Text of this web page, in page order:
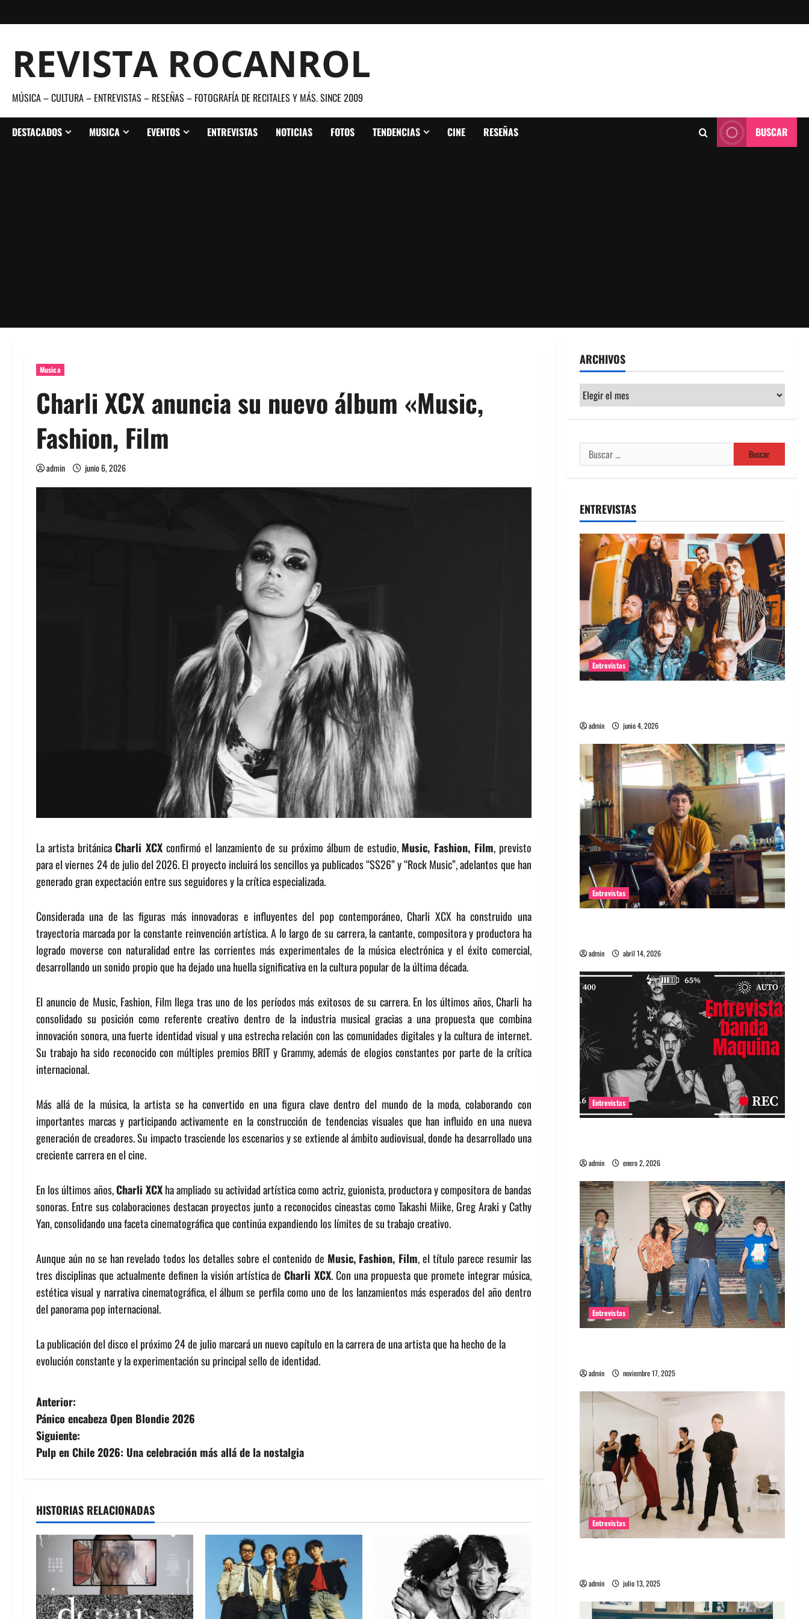
al
REVISTA ROCANROL
MÚSICA – CULTURA – ENTREVISTAS – RESEÑAS – FOTOGRAFÍA DE RECITALES Y MÁS. SINCE 2009
DESTACADOS MUSICA EVENTOS ENTREVISTAS NOTICIAS FOTOS TENDENCIAS CINE RESEÑAS BUSCAR
Musica
Charli XCX anuncia su nuevo álbum «Music,
Fashion, Film
admin junio 6, 2026
La artista británicaCharli XCX confirmó el lanzamiento de su próximo álbum de estudio, Music, Fashion, Film, previsto
para el viernes 24 de julio del 2026. El proyecto incluirá los sencillos ya publicados “SS26” y “Rock Music”, adelantos que han
generado gran expectación entre sus seguidores y la crítica especializada.
Considerada una de las figuras más innovadoras e influyentes del pop contemporáneo, Charli XCX ha construido una
trayectoria marcada por la constante reinvención artística. A lo largo de su carrera, la cantante, compositora y productora ha
logrado moverse con naturalidad entre las corrientes más experimentales de la música electrónica y el éxito comercial,
desarrollando un sonido propio que ha dejado una huella significativa en la cultura popular de la última década.
El anuncio de Music, Fashion, Film llega tras uno de los períodos más exitosos de su carrera. En los últimos años, Charli ha
consolidado su posición como referente creativo dentro de la industria musical gracias a una propuesta que combina
innovación sonora, una fuerte identidad visual y una estrecha relación con las comunidades digitales y la cultura de internet.
Su trabajo ha sido reconocido con múltiples premios BRIT y Grammy, además de elogios constantes por parte de la crítica
internacional.
Más allá de la música, la artista se ha convertido en una figura clave dentro del mundo de la moda, colaborando con
importantes marcas y participando activamente en la construcción de tendencias visuales que han influido en una nueva
generación de creadores. Su impacto trasciende los escenarios y se extiende al ámbito audiovisual, donde ha desarrollado una
creciente carrera en el cine.
En los últimos años,Charli XCXha ampliado su actividad artística como actriz, guionista, productora y compositora de bandas
sonoras. Entre sus colaboraciones destacan proyectos junto a reconocidos cineastas como Takashi Miike, Greg Araki y Cathy
Yan, consolidando una faceta cinematográfica que continúa expandiendo los límites de su trabajo creativo.
Aunque aún no se han revelado todos los detalles sobre el contenido de Music, Fashion, Film, el título parece resumir las
tres disciplinas que actualmente definen la visión artística deCharli XCX. Con una propuesta que promete integrar música,
estética visual y narrativa cinematográfica, el álbum se perfila como uno de los lanzamientos más esperados del año dentro
del panorama pop internacional.
La publicación del disco el próximo 24 de julio marcará un nuevo capítulo en la carrera de una artista que ha hecho de la
evolución constante y la experimentación su principal sello de identidad.
N
a
v
g
a
c
ó
Anterior:
Pánico encabeza Open Blondie 2026
Siguiente:
Pulp en Chile 2026: Una celebración más allá de la nostalgia
HISTORIAS RELACIONADAS
ARCHIVOS
Archivos
Buscar:
ENTREVISTAS
Entrevistas
admin junio 4, 2026
Entrevistas
admin abril 14, 2026
Entrevistas
admin enero 2, 2026
Entrevistas
admin noviembre 17, 2025
Entrevistas
admin julio 13, 2025